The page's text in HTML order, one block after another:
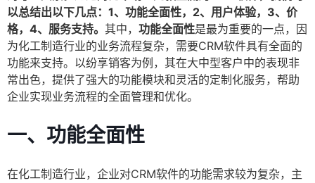
以总结出以下几点：1、功能全面性，2、用户体验，3、价
格，4、服务支持。 其中， 功能全面性是最为重要的一点，因
为化工制造行业的业务流程复杂，需要CRM软件具有全面的
功能来支持。以纷享销客为例，其在大中型客户中的表现非
常出色，提供了强大的功能模块和灵活的定制化服务，帮助
企业实现业务流程的全面管理和优化。
一、功能全面性
在化工制造行业，企业对CRM软件的功能需求较为复杂，主